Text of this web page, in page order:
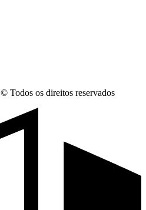
© Todos os direitos reservados